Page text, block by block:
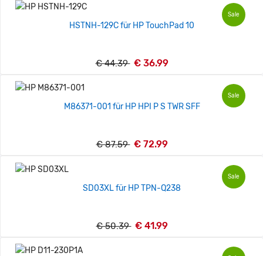
Sale
HSTNH-129C für HP TouchPad 10
€ 44.39 € 36.99
Sale
M86371-001 für HP HPI P S TWR SFF
€ 87.59 € 72.99
Sale
SD03XL für HP TPN-Q238
€ 50.39 € 41.99